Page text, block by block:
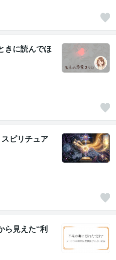
きに読んでほ
スピリチュア
ら見えた“利